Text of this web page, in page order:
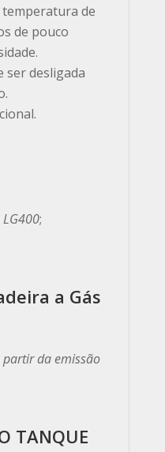
de
de pouco
ser desligada
;
a Gás
partir da emissão
TANQUE